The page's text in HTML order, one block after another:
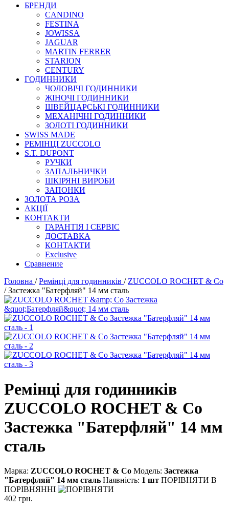
БРЕНДИ
CANDINO
FESTINA
JOWISSA
JAGUAR
MARTIN FERRER
STARION
CENTURY
ГОДИННИКИ
ЧОЛОВІЧІ ГОДИННИКИ
ЖІНОЧІ ГОДИННИКИ
ШВЕЙЦАРСЬКІ ГОДИННИКИ
МЕХАНІЧНІ ГОДИННИКИ
ЗОЛОТІ ГОДИННИКИ
SWISS MADE
РЕМІНЦІ ZUCCOLO
S.T. DUPONT
РУЧКИ
ЗАПАЛЬНИЧКИ
ШКІРЯНІ ВИРОБИ
ЗАПОНКИ
ЗОЛОТА РОЗА
АКЦІЇ
КОНТАКТИ
ГАРАНТІЯ І СЕРВІС
ДОСТАВКА
КОНТАКТИ
Exclusive
Сравнение
Головна /Ремінці для годинників / ZUCCOLO ROCHET & Cо
/ Застежка "Батерфляй" 14 мм сталь
Ремінці для годинників
ZUCCOLO ROCHET & Cо
Застежка "Батерфляй" 14 мм
сталь
Марка: ZUCCOLO ROCHET & Cо Модель: Застежка
"Батерфляй" 14 мм сталь Наявність: 1 шт ПОРІВНЯТИ В
ПОРІВНЯННІ
402 грн.